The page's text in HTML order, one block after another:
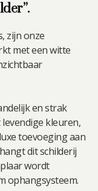
zijn onze
met een witte
en strak
kleuren,
toevoeging aan
dit schilderij
wordt
ophangsysteem.